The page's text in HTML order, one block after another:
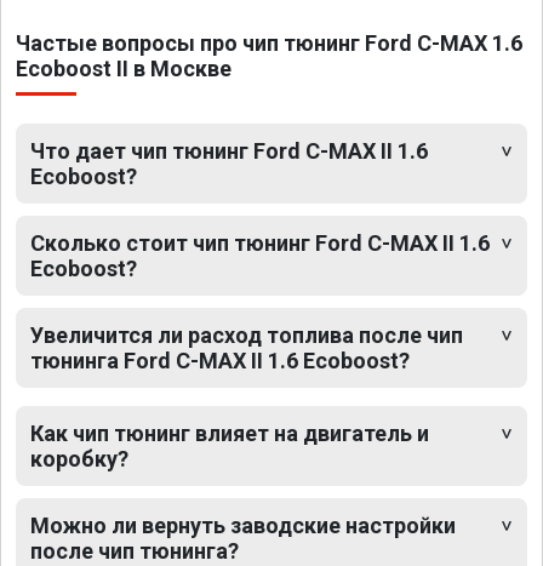
Частые вопросы про чип тюнинг Ford C-MAX 1.6
Ecoboost II в Москве
Что дает чип тюнинг Ford C-MAX II 1.6
Ecoboost?
Сколько стоит чип тюнинг Ford C-MAX II 1.6
Ecoboost?
Увеличится ли расход топлива после чип
тюнинга Ford C-MAX II 1.6 Ecoboost?
Как чип тюнинг влияет на двигатель и
коробку?
Можно ли вернуть заводские настройки
после чип тюнинга?